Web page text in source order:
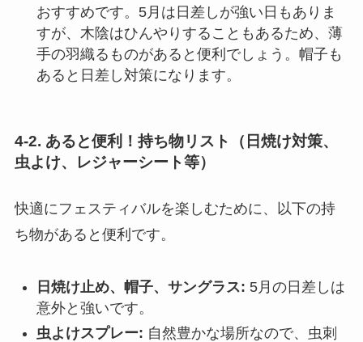
おすすめです。5月は日差しが強い日もありま
すが、木陰はひんやりすることもあるため、薄
手の羽織るものがあると便利でしょう。帽子も
あると日差し対策になります。
4-2. あると便利！持ち物リスト（日焼け対策、
虫よけ、レジャーシート等）
快適にフェスティバルを楽しむために、以下の持
ち物があると便利です。
日焼け止め、帽子、サングラス: 5月の日差しは
意外と強いです。
虫よけスプレー: 自然豊かな場所なので、虫刺